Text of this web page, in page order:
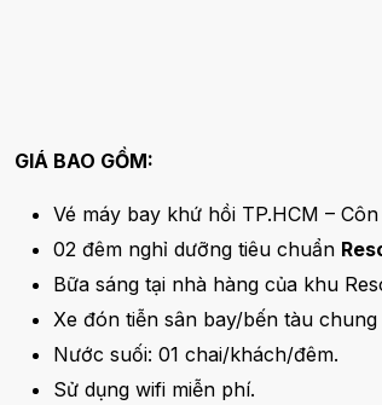
GIÁ BAO GỒM:
Vé máy bay khứ hồi TP.HCM –
02 đêm nghỉ dưỡng tiêu chuẩn
Bữa sáng tại nhà hàng của khu
Xe đón tiễn sân bay/bến tàu
Nước suối: 01 chai/khách/đêm.
Sử dụng wifi miễn phí.